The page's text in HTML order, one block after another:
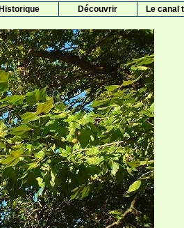
Historique Découvrir Le canal